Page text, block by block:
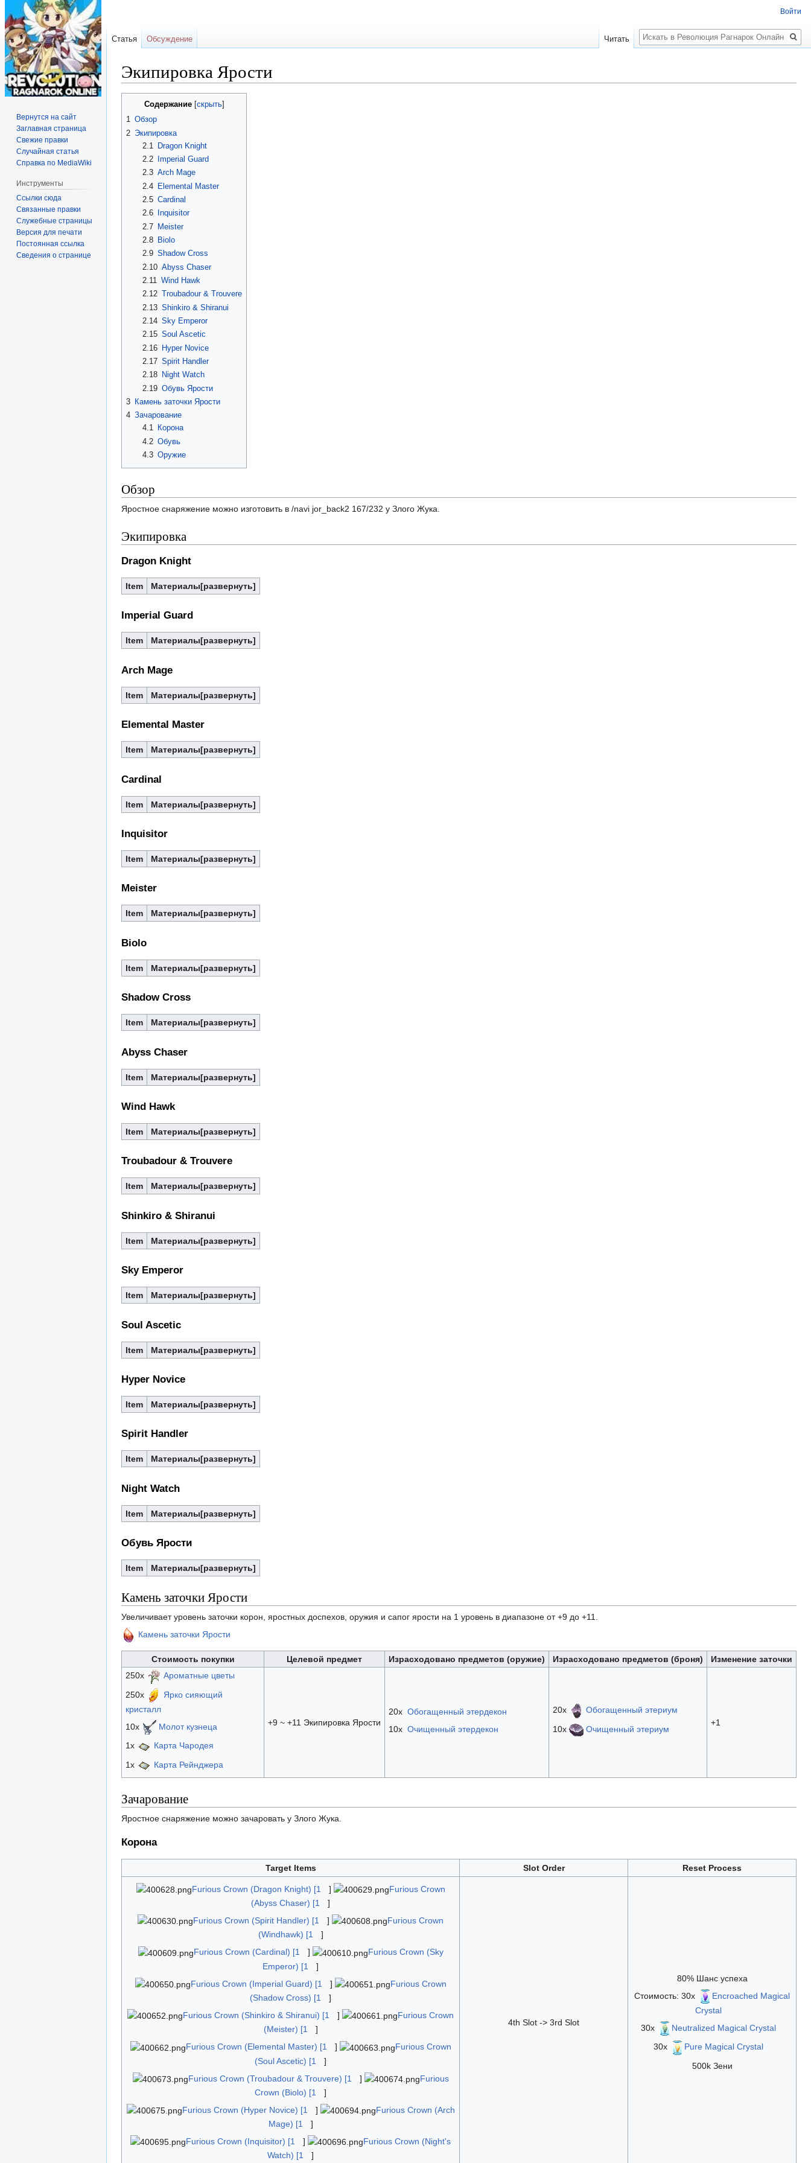
Экипировка Ярости
Перейти
навигации
Перейти
Содержание
1 Обзор
2 Экипировка
2.1
Dragon Knight
2.2
Imperial Guard
2.3 Arch Mage
2.4
Elemental Master
2.5 Cardinal
2.6
Inquisitor
2.7 Meister
2.8
Biolo
2.9 Shadow Cross
2.10 Abyss Chaser
2.11 Wind Hawk
2.12 Troubadour & Trouvere
2.13 Shinkiro & Shiranui
2.14 Sky Emperor
2.15 Soul Ascetic
2.16 Hyper Novice
2.17 Spirit Handler
2.18
Night Watch
2.19 Обувь Ярости
3 Камень заточки Ярости
4 Зачарование
4.1
Корона
4.2 Обувь
4.3 Оружие
Обзор
Яростное снаряжение можно изготовить в /navi jor_back2 167/232 у Злого Жука.
Экипировка
Dragon Knight
Item Материалы
Imperial Guard
Item Материалы
Arch Mage
Item Материалы
Elemental Master
Item Материалы
Cardinal
Item Материалы
Inquisitor
Item Материалы
Meister
Item Материалы
Biolo
Item Материалы
Shadow Cross
Item Материалы
Abyss Chaser
Item Материалы
Wind Hawk
Item Материалы
Troubadour & Trouvere
Item Материалы
Shinkiro & Shiranui
Item Материалы
Sky Emperor
Item Материалы
Soul Ascetic
Item Материалы
Hyper Novice
Item Материалы
Spirit Handler
Item Материалы
Night Watch
Item Материалы
Обувь Ярости
Item Материалы
Камень заточки Ярости
Увеличивает уровень заточки корон, яростных доспехов, оружия и сапог ярости на 1 уровень в диапазоне от +9 до +11.
Камень заточки Ярости
Стоимость покупки Целевой предмет Израсходовано предметов (оружие) Израсходовано предметов (броня)
Изменение заточки
250x
Ароматные цветы
250x
Ярко сияющий
кристалл
10x
Молот кузнеца
1x
Карта Чародея
1x
Карта Рейнджера
+9 ~ +11 Экипировка Ярости
20x Обогащенный этердекон
10x Очищенный этердекон
20x
Обогащенный этериум
10x
Очищенный этериум
+1
Зачарование
Яростное снаряжение можно зачаровать у Злого Жука.
Корона
Target Items Slot Order Reset Process
Furious Crown (Dragon Knight) [1 ]
Furious Crown
(Abyss Chaser) [1
]
Furious Crown (Spirit Handler) [1
]
Furious Crown
(Windhawk) [1
]
Furious Crown (Cardinal) [1
]
Furious Crown (Sky
Emperor) [1
]
Furious Crown (Imperial Guard) [1
]
Furious Crown
(Shadow Cross) [1
]
Furious Crown (Shinkiro & Shiranui) [1
]
Furious Crown
(Meister) [1
]
Furious Crown (Elemental Master) [1
]
Furious Crown
(Soul Ascetic) [1
]
Furious Crown (Troubadour & Trouvere) [1
]
Furious
Crown (Biolo) [1
]
Furious Crown (Hyper Novice) [1
]
Furious Crown (Arch
Mage) [1
]
Furious Crown (Inquisitor) [1
]
Furious Crown (Night's
Watch) [1
]
4th Slot -> 3rd Slot
80% Шанс успеха
Стоимость: 30x
Encroached Magical
Crystal
30x
Neutralized Magical Crystal
30x
Pure Magical Crystal
500k Зени
Войти
Статья Обсуждение Читать
Поиск
Вернутся на сайт
Заглавная страница
Свежие правки
Случайная статья
Справка по MediaWiki
Инструменты
Ссылки сюда
Связанные правки
Служебные страницы
Версия для печати
Постоянная ссылка
Сведения о странице